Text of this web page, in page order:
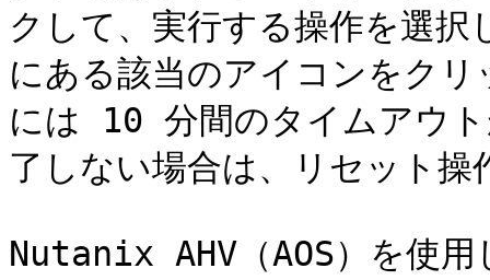
クして、実行する操作を選択
にある該当のアイコンをク
には 10 分間のタイムアウ
了しない場合は、リセット操
Nutanix AHV（AOS）を使